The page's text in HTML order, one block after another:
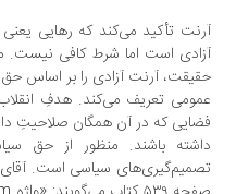
آرنت تأکید می‌کند که رهایی یعنی
آزادی است اما شرط کافی نیست.
حقیقت، آرنت آزادی را بر اساس
عمومی تعریف می‌کند. هدفِ
فضایی که در آن همگان صلاحیتِ
داشته باشند. منظور از حق
تصمیم‌گیری‌های سیاسی است. آقای